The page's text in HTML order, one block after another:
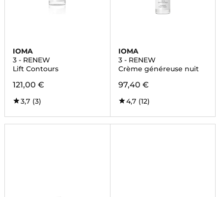
IOMA
3 - RENEW
Lift Contours
121,00 €
3,7 (3)
IOMA
3 - RENEW
Crème généreuse nuit
97,40 €
4,7 (12)